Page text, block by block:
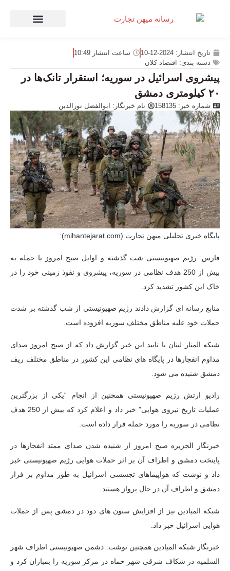
تاریخ انتشار: 2024-12-10 ساعت انتشار 10:49
دسته بندی: اقتصاد کلان
پیشروی اسرائیل در سوریه؛ استقرار تانک‌ها در
۲۰ کیلومتری دمشق
شماره خبر: 158135 نام خبرنگار: ابوالفضل نورالدین
پایگاه خبری تحلیلی میهن تجارت (mihantejarat.com):
فارس: رژیم صهیونیستی شب گذشته و اوایل صبح امروز با حمله به
بیش از 250 هدف نظامی در سوریه، پیشروی و نفوذ زمینی خود را در
خاک این کشور تشدید کرد.
منابع رسانه ای گزارش دادند رژیم صهیونیستی از شب گذشته بر شدت
حملات خود علیه مناطق مختلف سوریه افزوده است.
شبکه المنار لبنان با تایید این خبر گزارش داد که از صبح امروز صدای
مداوم انفجارها در پایگاه های نظامی این کشور در مناطق مختلف ریف
دمشق شنیده می شود.
رادیو ارتش رژیم صهیونیستی همچنین از انجام “یکی از بزرگترین
عملیات تاریخ نیروی هوایی” خبر داد و اعلام کرد که بیش از 250 هدف
نظامی در سوریه را مورد حمله قرار داده است.
خبرنگار الجزیره صبح امروز از شنیده شدن صدای ممتد انفجارها در
پایتخت دمشق و اطراف آن بر اثر حملات هوایی رژیم صهیونیستی خبر
داد و نوشت که هواپیماهای تجسسی اسرائیل به طور مداوم بر فراز
دمشق و اطراف آن در حال پرواز هستند.
شبکه المیادین نیز از افزایش ستون های دود در دمشق پس از حملات
هوایی اسرائیل خبر داد.
خبرنگار شبکه المیادین همچنین نوشت: دشمن صهیونیستی اطراف شهر
السلمیه در شکاف شرقی شهر حماه در مرکز سوریه را بمباران کرد و